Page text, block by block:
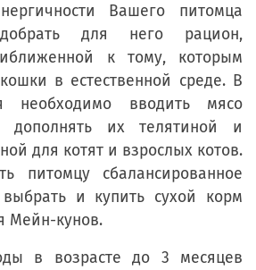
Вашего питомца
для него рацион,
к тому, которым
в естественной среде. В
необходимо вводить мясо
дополнять их телятиной и
для котят и взрослых котов.
питомцу сбалансированное
и купить сухой корм
Мейн-кунов.
в возрасте до 3 месяцев